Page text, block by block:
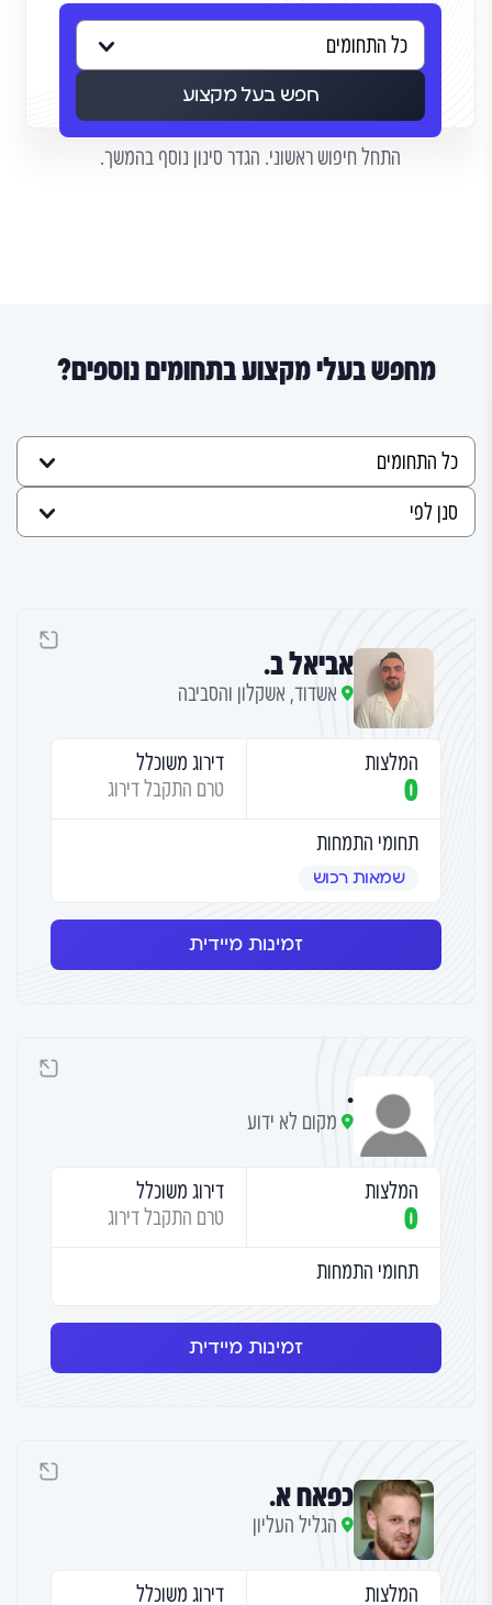
חפש בעל מקצוע
התחל חיפוש ראשוני. הגדר סינון נוסף בהמשך.
מחפש בעלי מקצוע בתחומים נוספים?
אביאל ב.
אשדוד, אשקלון והסביבה
המלצות
0
דירוג משוכלל
טרם התקבל דירוג
תחומי התמחות
שמאות רכוש
זמינות מיידית
.
מקום לא ידוע
המלצות
0
דירוג משוכלל
טרם התקבל דירוג
תחומי התמחות
זמינות מיידית
כפאח א.
הגליל העליון
המלצות דירוג משוכלל